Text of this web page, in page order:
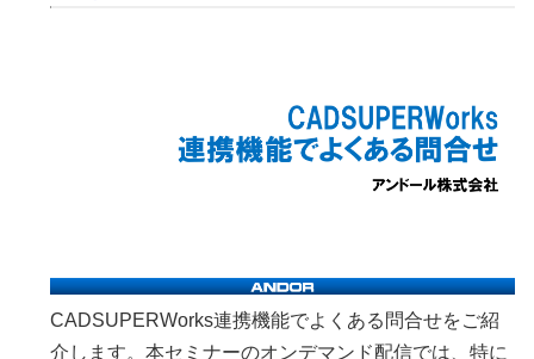
CADSUPERWorks連携機能でよくある問合せをご紹
介します。本セミナーのオンデマンド配信では、特に